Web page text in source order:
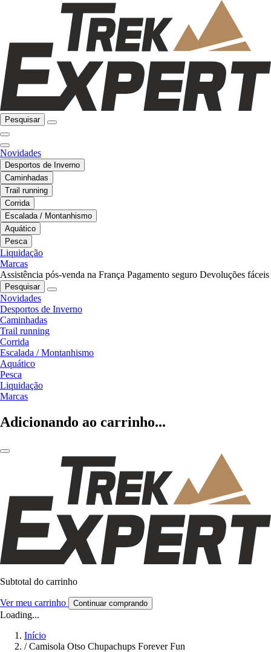
Pesquisar
Novidades
Desportos de Inverno
Caminhadas
Trail running
Corrida
Escalada / Montanhismo
Aquático
Pesca
Liquidação
Marcas
Assistência pós-venda na França Pagamento seguro Devoluções fáceis
Pesquisar
Novidades
Desportos de Inverno
Caminhadas
Trail running
Corrida
Escalada / Montanhismo
Aquático
Pesca
Liquidação
Marcas
Adicionando ao carrinho...
Subtotal do carrinho
Ver meu carrinho Continuar comprando
Loading...
Início
/ Camisola Otso Chupachups Forever Fun